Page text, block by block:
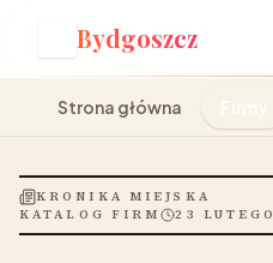
Bydgoszcz
Strona główna Firmy
KRONIKA MIEJSKA
KATALOG FIRM
23